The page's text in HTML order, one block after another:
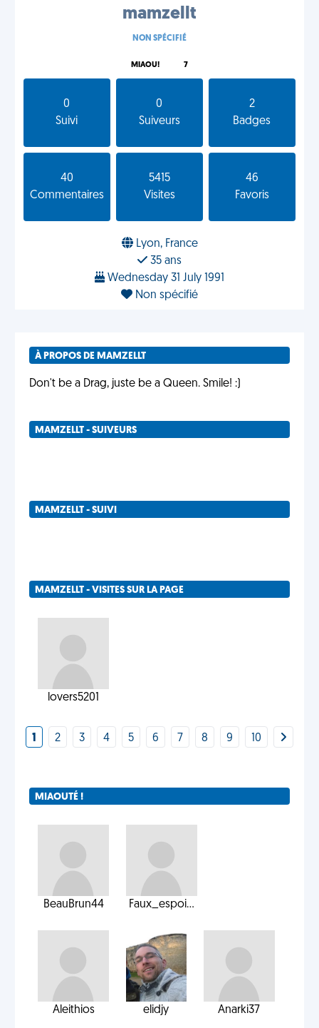
mamzellt
NON SPÉCIFIÉ
MIAOU! 7
0
Suivi
0
Suiveurs
2
Badges
40
Commentaires
5415
Visites
46
Favoris
Lyon, France
35 ans
Wednesday 31 July 1991
Non spécifié
À PROPOS DE MAMZELLT
Don't be a Drag, juste be a Queen. Smile! :)
MAMZELLT - SUIVEURS
MAMZELLT - SUIVI
MAMZELLT - VISITES SUR LA PAGE
lovers5201
1 2 3 4 5 6 7 8 9 10
MIAOUTÉ !
BeauBrun44 Faux_espoi...
Aleithios elidjy Anarki37